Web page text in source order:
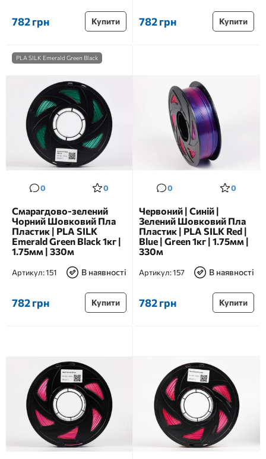
782 грн Купити 782 грн Купити
PLA SILK Emerald Green Black
0 0
Смарагдово-зелений
Чорний Шовковий Пла
Пластик | PLA SILK
Emerald Green Black 1кг |
1.75мм | 330м
Артикул:151 В наявності
782 грн Купити
0 0
Червоний | Синій |
Зелений Шовковий Пла
Пластик | PLA SILK Red |
Blue | Green 1кг | 1.75мм |
330м
Артикул:157 В наявності
782 грн Купити